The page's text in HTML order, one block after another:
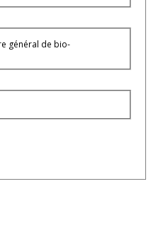
général de bio-